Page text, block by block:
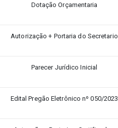
Dotação Orçamentaria
Autorização + Portaria do Secretario
Parecer Jurídico Inicial
Edital Pregão Eletrônico nº 050/2023